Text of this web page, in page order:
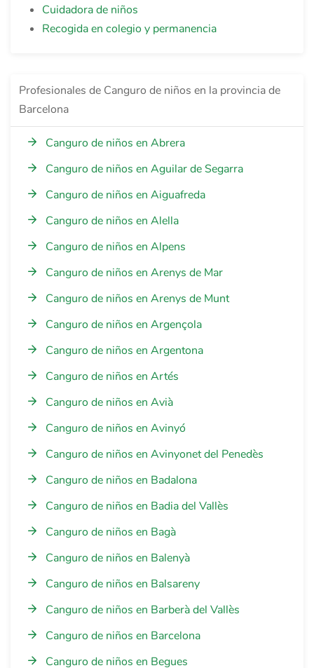
Cuidadora de niños
Recogida en colegio y permanencia
Profesionales de Canguro de niños en la provincia de
Barcelona
Canguro de niños en Abrera
Canguro de niños en Aguilar de Segarra
Canguro de niños en Aiguafreda
Canguro de niños en Alella
Canguro de niños en Alpens
Canguro de niños en Arenys de Mar
Canguro de niños en Arenys de Munt
Canguro de niños en Argençola
Canguro de niños en Argentona
Canguro de niños en Artés
Canguro de niños en Avià
Canguro de niños en Avinyó
Canguro de niños en Avinyonet del Penedès
Canguro de niños en Badalona
Canguro de niños en Badia del Vallès
Canguro de niños en Bagà
Canguro de niños en Balenyà
Canguro de niños en Balsareny
Canguro de niños en Barberà del Vallès
Canguro de niños en Barcelona
Canguro de niños en Begues